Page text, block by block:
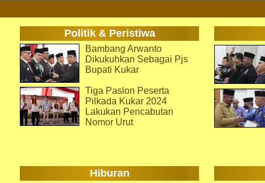
Politik & Peristiwa
Bambang Arwanto
Dikukuhkan Sebagai Pjs
Bupati Kukar
Tiga Paslon Peserta
Pilkada Kukar 2024
Lakukan Pencabutan
Nomor Urut
Hiburan